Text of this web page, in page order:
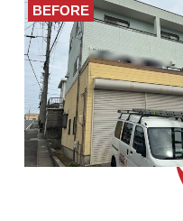
BEFORE